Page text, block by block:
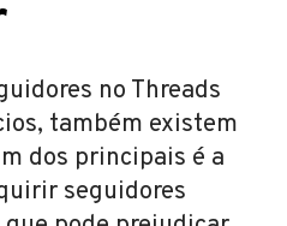
no Threads
também existem
dos principais é a
seguidores